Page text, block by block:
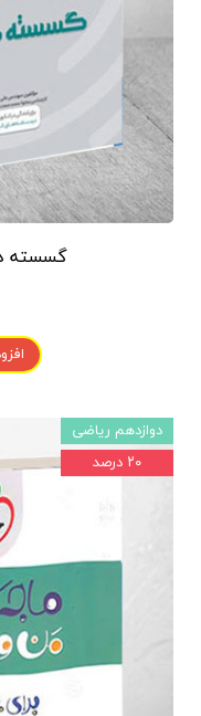
گسسته
دوازدهم ریاضی
۲۰ درصد